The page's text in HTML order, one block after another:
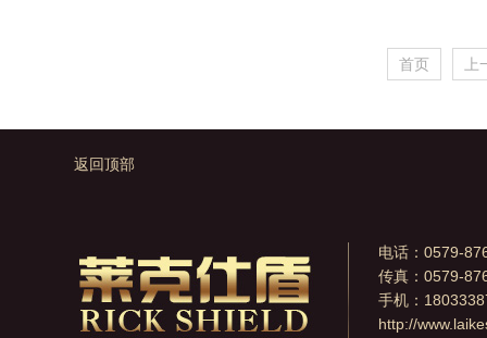
首页
返回顶部
电话：0579-
传真：0579-
手机：
http://